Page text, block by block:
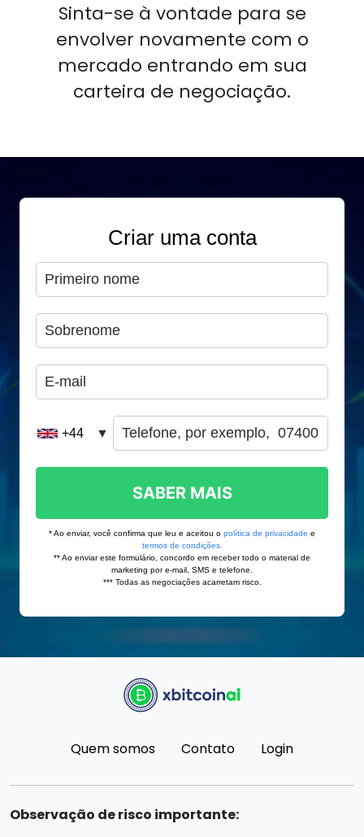
Sinta-se à vontade para se
envolver novamente com o
mercado entrando em sua
carteira de negociação.
Quem somos Contato Login
Observação de risco importante: